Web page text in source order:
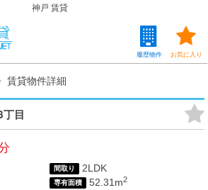
神戸 賃貸
お気に入り
履歴物件
賃貸物件詳細
目
間取り 2LDK
専有面積 52.31m2